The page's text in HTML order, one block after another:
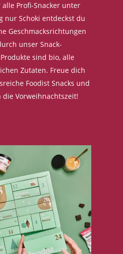
Profi-Snacker unter
nur Schoki entdeckst du
Geschmacksrichtungen
unser Snack-
sind bio, alle
Zutaten. Freue dich
Foodist Snacks und
Vorweihnachtszeit!